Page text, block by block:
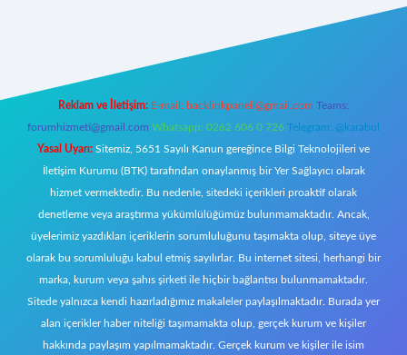
Reklam ve İletişim: E-mail: backlinkpaneli@gmail.com Teams:
forumhizmeti@gmail.com Whatsapp: 0262 606 0 726 Telegram: @karabul
Yasal Uyarı: Sitemiz, 5651 Sayılı Kanun gereğince Bilgi Teknolojileri ve
İletişim Kurumu (BTK) tarafından onaylanmış bir Yer Sağlayıcı olarak
hizmet vermektedir. Bu nedenle, sitedeki içerikleri proaktif olarak
denetleme veya araştırma yükümlülüğümüz bulunmamaktadır. Ancak,
üyelerimiz yazdıkları içeriklerin sorumluluğunu taşımakta olup, siteye üye
olarak bu sorumluluğu kabul etmiş sayılırlar. Bu internet sitesi, herhangi bir
marka, kurum veya şahıs şirketi ile hiçbir bağlantısı bulunmamaktadır.
Sitede yalnızca kendi hazırladığımız makaleler paylaşılmaktadır. Burada yer
alan içerikler haber niteliği taşımamakta olup, gerçek kurum ve kişiler
hakkında paylaşım yapılmamaktadır. Gerçek kurum ve kişiler ile isim